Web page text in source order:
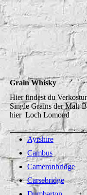
Grain Whisky
Hier findest du
Single Grains der Malt-
hier Loch Lomond
Ayrshire
Cambus
Cameronbridge
Carsebridge